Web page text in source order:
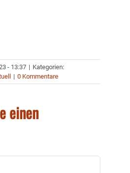
- 13:37 | Kategorien:
| 0 Kommentare
einen